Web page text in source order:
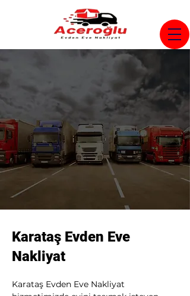
Karataş Evden Eve
Nakliyat
Karataş Evden Eve Nakliyat